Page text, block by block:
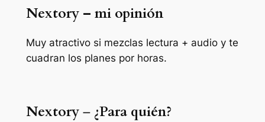
Nextory – mi opinión
Muy atractivo si mezclas lectura + audio y te
cuadran los planes por horas.
Nextory– ¿Para quién?